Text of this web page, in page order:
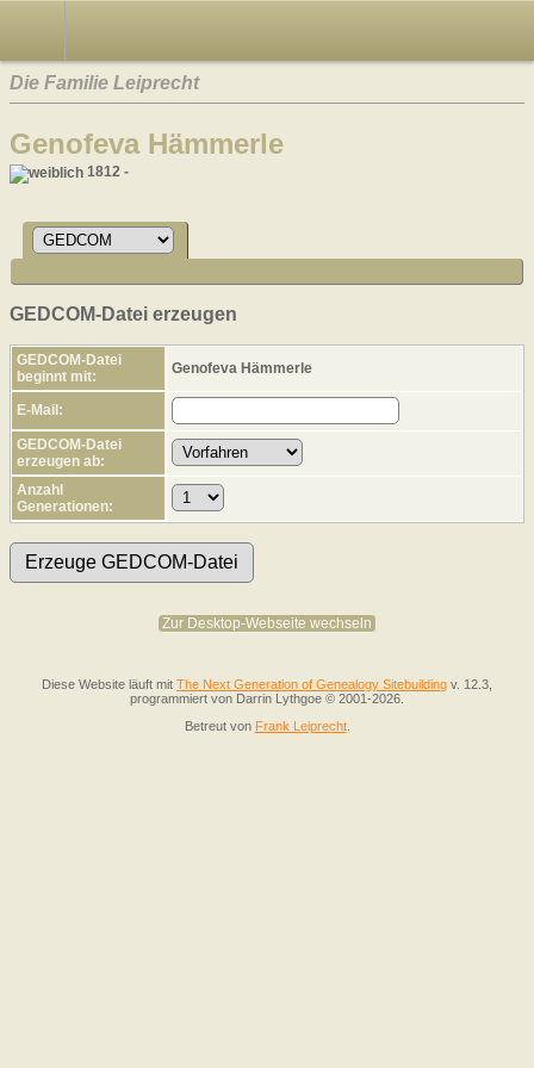
Die Familie Leiprecht
Genofeva Hämmerle
1812 -
GEDCOM-Datei erzeugen
GEDCOM-Datei
beginnt mit:
Genofeva Hämmerle
E-Mail:
GEDCOM-Datei
erzeugen ab:
Anzahl
Generationen:
Zur Desktop-Webseite wechseln
Diese Website läuft mit The Next Generation of Genealogy Sitebuilding v. 12.3,
programmiert von Darrin Lythgoe © 2001-2026.
Betreut von Frank Leiprecht.